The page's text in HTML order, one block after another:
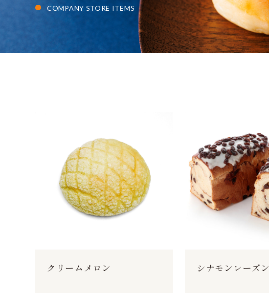
COMPANY STORE ITEMS
クリームメロン シナモンレーズン